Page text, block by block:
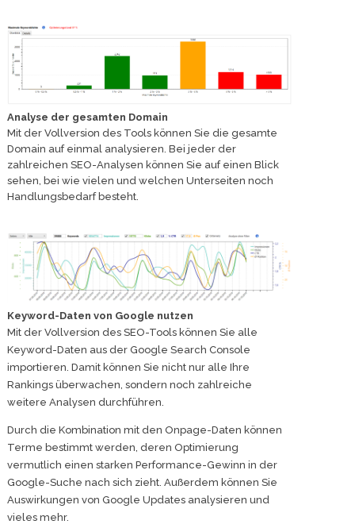
Analyse der gesamten Domain
Mit der Vollversion des Tools können Sie die gesamte
Domain auf einmal analysieren. Bei jeder der
zahlreichen SEO-Analysen können Sie auf einen Blick
sehen, bei wie vielen und welchen Unterseiten noch
Handlungsbedarf besteht.
Keyword-Daten von Google nutzen
Mit der Vollversion des SEO-Tools können Sie alle
Keyword-Daten aus der Google Search Console
importieren. Damit können Sie nicht nur alle Ihre
Rankings überwachen, sondern noch zahlreiche
weitere Analysen durchführen.
Durch die Kombination mit den Onpage-Daten können
Terme bestimmt werden, deren Optimierung
vermutlich einen starken Performance-Gewinn in der
Google-Suche nach sich zieht. Außerdem können Sie
Auswirkungen von Google Updates analysieren und
vieles mehr.